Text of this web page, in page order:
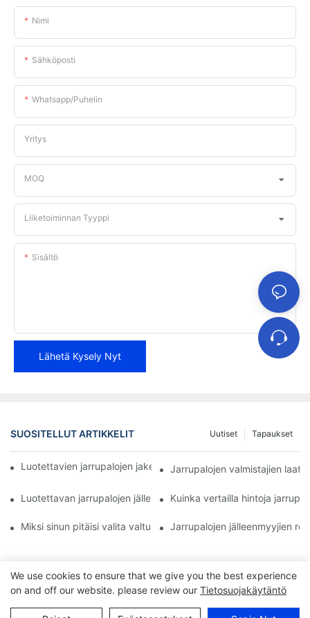
Nimi
Sähköposti
Whatsapp/puhelin
Yritys
MOQ
Liiketoiminnan Tyyppi
Sisältö
Lähetä Kysely Nyt
SUOSITELLUT ARTIKKELIT Tapaukset
Uutiset
Luotettavien jarrupalojen jakelijoiden löytäminen yrityksellesi
Jarrupalojen valmistajien
Luotettavan jarrupalojen jälleenmyyjän parhaat ominaisuudet
Kuinka vertailla hintoja
Miksi sinun pitäisi valita valtuutettu jarrupalojen jälleenmyyjä
Jarrupalojen jälleenmyyjien
We use cookies to ensure that we give you the best experience
on and off our website. please review our Tietosuojakäytäntö